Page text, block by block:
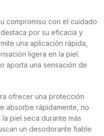
compromiso con el cuidado
por su eficacia y
una aplicación rápida,
ligera en la piel.
aporta una sensación de
ofrecer una protección
absorbe rápidamente, no
piel seca durante más
un desodorante fiable